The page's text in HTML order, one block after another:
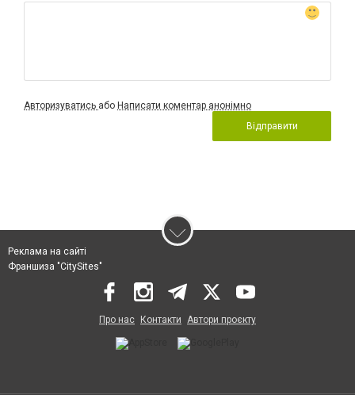
Авторизуватись або Написати коментар анонімно
Відправити
Реклама на сайті
Франшиза "CitySites"
Про нас Контакти Автори проєкту